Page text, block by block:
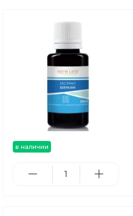
в наличии